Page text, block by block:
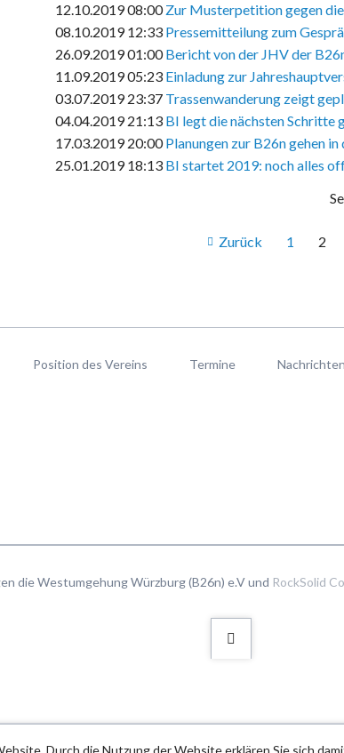
Durch die Nutzung der Website erklären Sie sich
12.10.2019 08:00 Zur Musterpetition gegen
08.10.2019 12:33 Pressemitteilung zum
26.09.2019 01:00 Bericht von der JHV der
11.09.2019 05:23 Einladung zur
03.07.2019 23:37 Trassenwanderung zeigt
04.04.2019 21:13 BI legt die nächsten Schritte
17.03.2019 20:00 Planungen zur B26n gehen in
25.01.2019 18:13 BI startet 2019: noch alles
Zurück 1 2
Position des Vereins Termine Nachrichten
die Westumgehung Würzburg (B26n) e.V und RockSolid